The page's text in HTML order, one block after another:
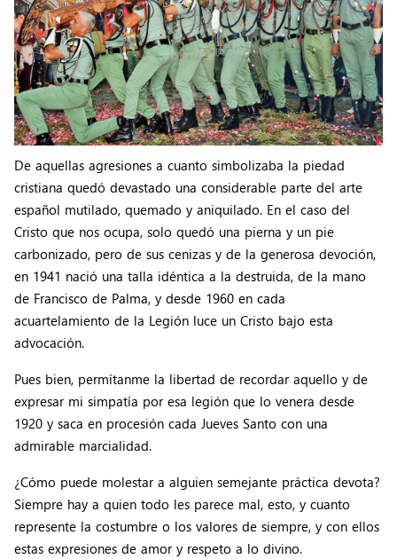
De aquellas agresiones a cuanto simbolizaba la piedad
cristiana quedó devastado una considerable parte del arte
español mutilado, quemado y aniquilado. En el caso del
Cristo que nos ocupa, solo quedó una pierna y un pie
carbonizado, pero de sus cenizas y de la generosa devoción,
en 1941 nació una talla idéntica a la destruida, de la mano
de Francisco de Palma, y desde 1960 en cada
acuartelamiento de la Legión luce un Cristo bajo esta
advocación.
Pues bien, permítanme la libertad de recordar aquello y de
expresar mi simpatía por esa legión que lo venera desde
1920 y saca en procesión cada Jueves Santo con una
admirable marcialidad.
¿Cómo puede molestar a alguien semejante práctica devota?
Siempre hay a quien todo les parece mal, esto, y cuanto
represente la costumbre o los valores de siempre, y con ellos
estas expresiones de amor y respeto a lo divino.